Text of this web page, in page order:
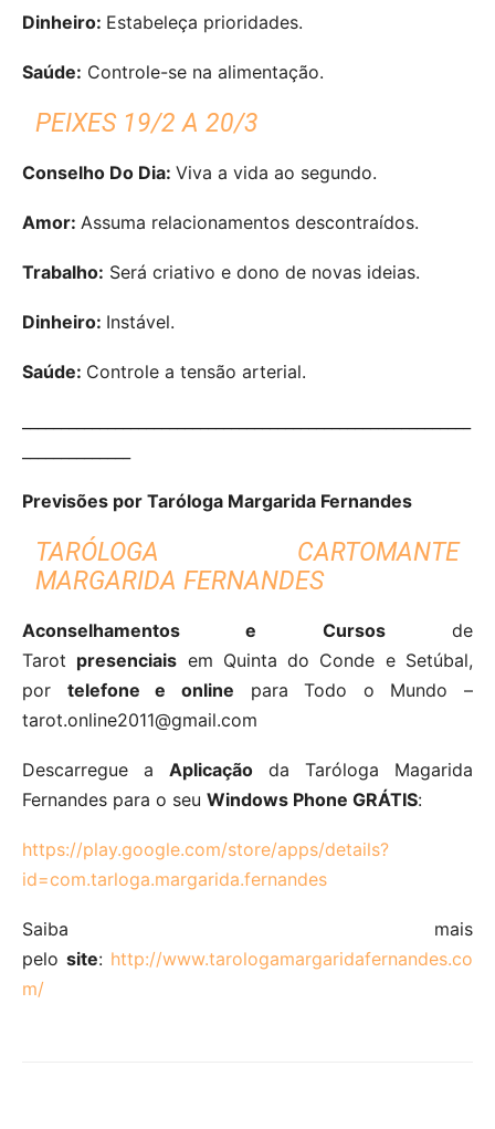
Dinheiro: Estabeleça prioridades.
Saúde: Controle-se na alimentação.
PEIXES 19/2 A 20/3
Conselho Do Dia: Viva a vida ao segundo.
Amor: Assuma relacionamentos descontraídos.
Trabalho: Será criativo e dono de novas ideias.
Dinheiro: Instável.
Saúde: Controle a tensão arterial.
Previsões por Taróloga Margarida Fernandes
TARÓLOGA CARTOMANTE
MARGARIDA FERNANDES
Aconselhamentos e Cursosde
Tarot presenciais em Quinta do Conde e Setúbal,
por telefone e online para Todo o Mundo –
tarot.online2011@gmail.com
Descarregue a Aplicação da Taróloga Magarida
Fernandes para o seu Windows Phone GRÁTIS:
https://play.google.com/store/apps/details?
id=com.tarloga.margarida.fernandes
Saiba mais
pelo site: http://www.tarologamargaridafernandes.co
m/